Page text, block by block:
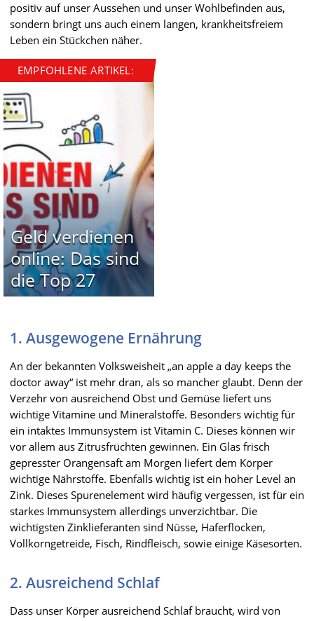
positiv auf unser Aussehen und unser Wohlbefinden aus,
sondern bringt uns auch einem langen, krankheitsfreiem
Leben ein Stückchen näher.
EMPFOHLENE ARTIKEL:
Geld verdienen
online: Das sind
die Top 27
1. Ausgewogene Ernährung
An der bekannten Volksweisheit „an apple a day keeps the
doctor away“ ist mehr dran, als so mancher glaubt. Denn der
Verzehr von ausreichend Obst und Gemüse liefert uns
wichtige Vitamine und Mineralstoffe. Besonders wichtig für
ein intaktes Immunsystem ist Vitamin C. Dieses können wir
vor allem aus Zitrusfrüchten gewinnen. Ein Glas frisch
gepresster Orangensaft am Morgen liefert dem Körper
wichtige Nährstoffe. Ebenfalls wichtig ist ein hoher Level an
Zink. Dieses Spurenelement wird häufig vergessen, ist für ein
starkes Immunsystem allerdings unverzichtbar. Die
wichtigsten Zinklieferanten sind Nüsse, Haferflocken,
Vollkorngetreide, Fisch, Rindfleisch, sowie einige Käsesorten.
2. Ausreichend Schlaf
Dass unser Körper ausreichend Schlaf braucht, wird von